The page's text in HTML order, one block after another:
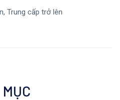
Trung cấp trở lên